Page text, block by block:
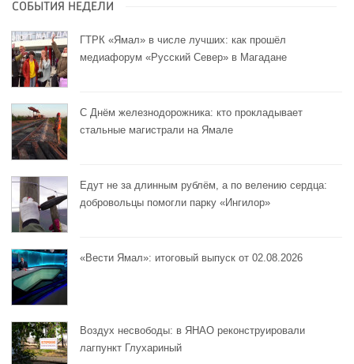
СОБЫТИЯ НЕДЕЛИ
ГТРК «Ямал» в числе лучших: как прошёл
медиафорум «Русский Север» в Магадане
С Днём железнодорожника: кто прокладывает
стальные магистрали на Ямале
Едут не за длинным рублём, а по велению сердца:
добровольцы помогли парку «Ингилор»
«Вести Ямал»: итоговый выпуск от 02.08.2026
Воздух несвободы: в ЯНАО реконструировали
лагпункт Глухариный